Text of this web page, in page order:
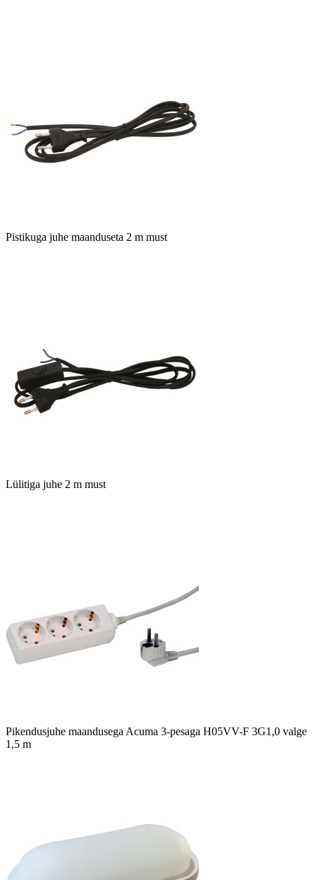
Pistikuga juhe maanduseta 2 m must
Lülitiga juhe 2 m must
Pikendusjuhe maandusega Acuma 3-pesaga H05VV-F 3G1,0 valge
1,5 m